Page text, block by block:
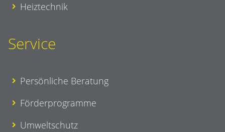
Heiztechnik
Service
Persönliche Beratung
Förderprogramme
Umweltschutz